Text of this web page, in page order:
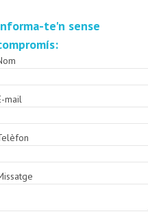
te'n sense
mail